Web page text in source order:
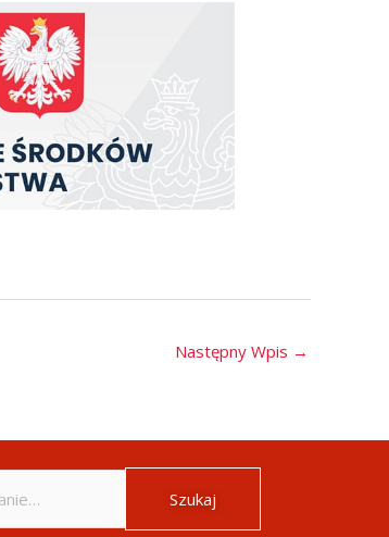
Następny Wpis →